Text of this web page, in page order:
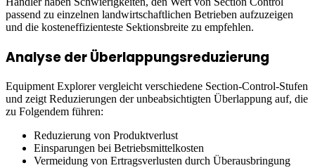
passend zu einzelnen landwirtschaftlichen Betrieben aufzuzeigen
und die kosteneffizienteste Sektionsbreite zu empfehlen.
Analyse der Überlappungsreduzierung
Equipment Explorer vergleicht verschiedene Section-Control-Stufen
und zeigt Reduzierungen der unbeabsichtigten Überlappung auf, die
zu Folgendem führen:
Reduzierung von Produktverlust
Einsparungen bei Betriebsmittelkosten
Vermeidung von Ertragsverlusten durch Überausbringung